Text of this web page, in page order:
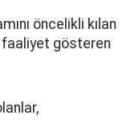
öncelikli kılan
faaliyet gösteren